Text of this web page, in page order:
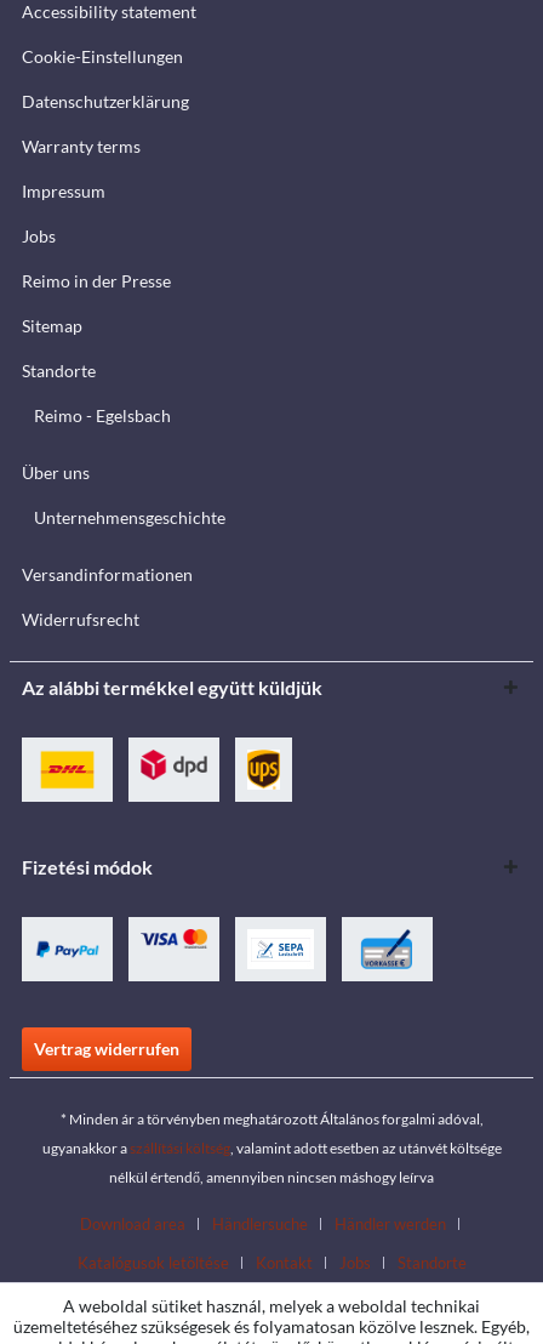
Accessibility statement
Cookie-Einstellungen
Datenschutzerklärung
Warranty terms
Impressum
Jobs
Reimo in der Presse
Sitemap
Standorte
Reimo - Egelsbach
Über uns
Unternehmensgeschichte
Versandinformationen
Widerrufsrecht
Az alábbi termékkel együtt küldjük
Fizetési módok
Vertrag widerrufen
* Minden ár a törvényben meghatározott Általános forgalmi adóval,
ugyanakkor aszállítási költség, valamint adott esetben az utánvét költsége
nélkül értendő, amennyiben nincsen máshogy leírva
Download area Händlersuche
Händler werden
Katalógusok letöltése
Kontakt Jobs Standorte
A weboldal sütiket használ, melyek a weboldal technikai
üzemeltetéséhez szükségesek és folyamatosan közölve lesznek. Egyéb,